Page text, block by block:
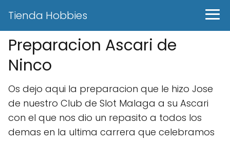
Tienda Hobbies
Preparacion Ascari de
Ninco
Os dejo aqui la preparacion que le hizo Jose
de nuestro Club de Slot Malaga a su Ascari
con el que nos dio un repasito a todos los
demas en la ultima carrera que celebramos